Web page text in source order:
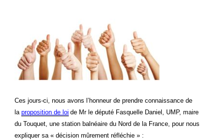
Ces jours-ci, nous avons l’honneur de prendre connaissance de
la proposition de loi de Mr le député Fasquelle Daniel, UMP, maire
du Touquet, une station balnéaire du Nord de la France, pour nous
expliquer sa « décision mûrement réfléchie » :